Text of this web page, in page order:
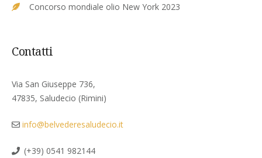
Concorso mondiale olio New York 2023
Contatti
Via San Giuseppe 736,
47835, Saludecio (Rimini)
info@belvederesaludecio.it
(+39) 0541 982144